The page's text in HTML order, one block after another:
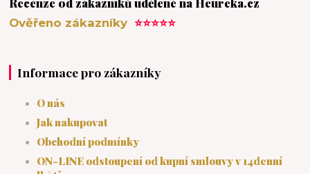
Ověřeno zákazníky⭐⭐⭐⭐⭐
Informace pro zákazníky
O nás
Jak nakupovat
Obchodní podmínky
ON-LINE odstoupení od kupní smlouvy v 14denní